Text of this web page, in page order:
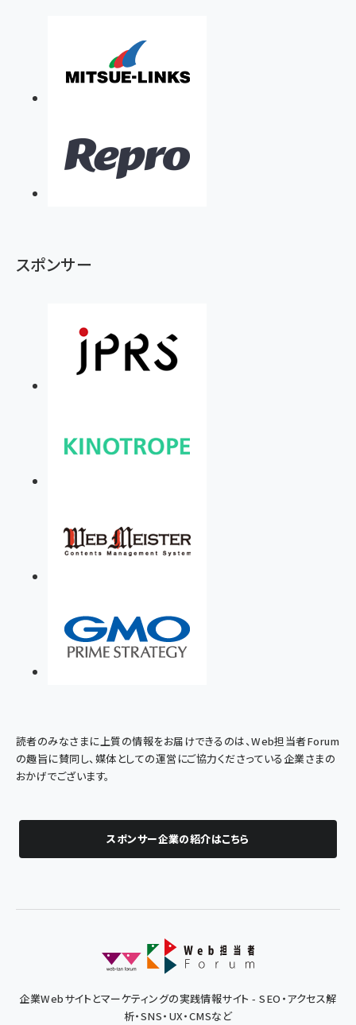
スポンサー
読者のみなさまに上質の情報をお届けできるのは、Web担当者Forum
の趣旨に賛同し、媒体としての運営にご協力くださっている企業さまの
おかげでございます。
スポンサー企業の紹介はこちら
企業Webサイトとマーケティングの実践情報サイト - SEO・アクセス解
析・SNS・UX・CMSなど